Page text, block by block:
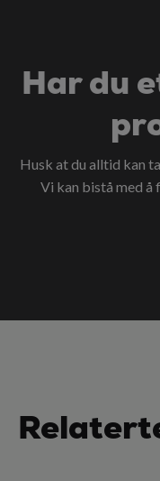
Har du
Husk at du alltid kan
Vi kan bistå med